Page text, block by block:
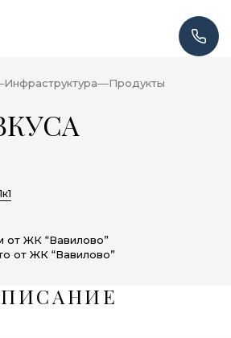
Инфраструктура Продукты
от ЖК “Вавилово”
от ЖК “Вавилово”